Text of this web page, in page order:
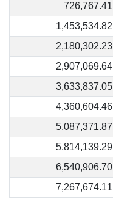
726,767.41
1,453,534.82
2,180,302.23
2,907,069.64
3,633,837.05
4,360,604.46
5,087,371.87
5,814,139.29
6,540,906.70
7,267,674.11